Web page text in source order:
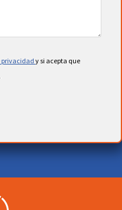
privacidady si acepta que